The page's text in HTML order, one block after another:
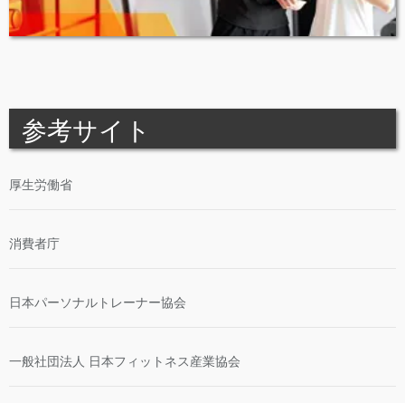
参考サイト
厚生労働省
消費者庁
日本パーソナルトレーナー協会
一般社団法人 日本フィットネス産業協会